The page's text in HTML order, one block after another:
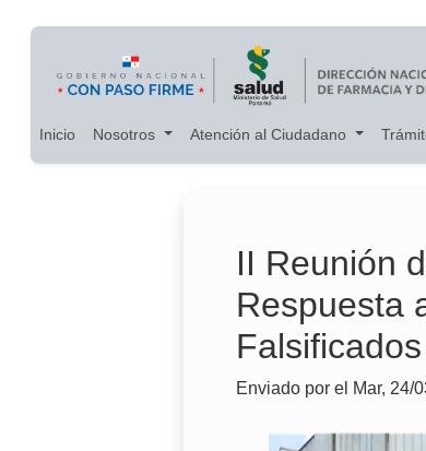
Pasar al contenido principal
Main navigation
Inicio Nosotros Atención al Ciudadano
II Reunión
Respuesta
Enviado por el Mar, 24/